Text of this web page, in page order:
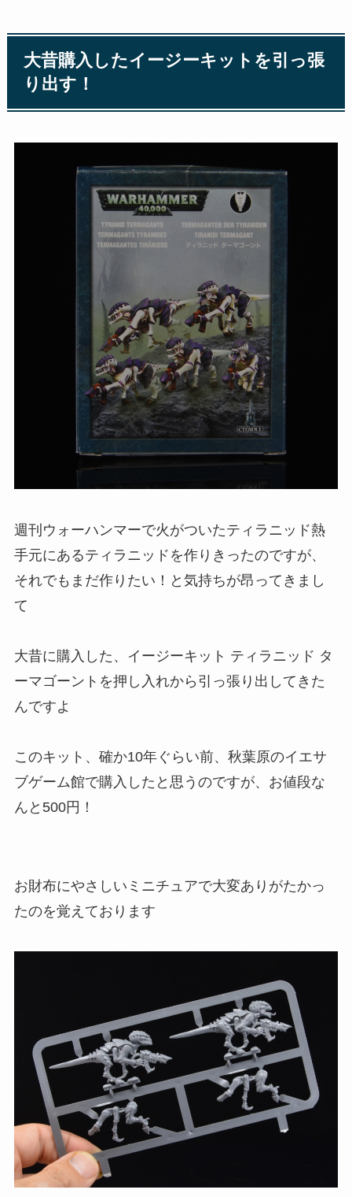
大昔購入したイージーキットを引っ張
り出す！
週刊ウォーハンマーで火がついたティラニッド熱
手元にあるティラニッドを作りきったのですが、
それでもまだ作りたい！と気持ちが昂ってきまし
て
大昔に購入した、イージーキット ティラニッド タ
ーマゴーントを押し入れから引っ張り出してきた
んですよ
このキット、確か10年ぐらい前、秋葉原のイエサ
ブゲーム館で購入したと思うのですが、お値段な
んと500円！
お財布にやさしいミニチュアで大変ありがたかっ
たのを覚えております